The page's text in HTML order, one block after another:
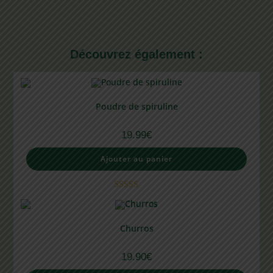
Découvrez également :
Poudre de spiruline
19.99€
Ajouter au panier
Churros
19.90€